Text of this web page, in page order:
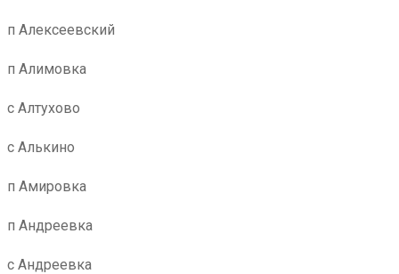
п Алексеевский
п Алимовка
с Алтухово
с Алькино
п Амировка
п Андреевка
с Андреевка